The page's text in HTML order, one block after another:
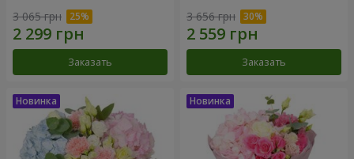
3 065 грн
Заказать
3 656 грн
Заказать